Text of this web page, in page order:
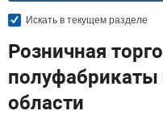
Искать в текущем разделе
Розничная
полуфабрикаты
области